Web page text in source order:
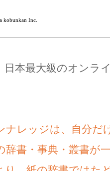
kobunkan Inc.
日本最大級のオン
ナレッジは、自分だ
辞書・事典・叢書が